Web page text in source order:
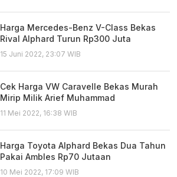
Harga Mercedes-Benz V-Class Bekas
Rival Alphard Turun Rp300 Juta
15 Juni 2022, 23:07 WIB
Cek Harga VW Caravelle Bekas Murah
Mirip Milik Arief Muhammad
11 Mei 2022, 16:38 WIB
Harga Toyota Alphard Bekas Dua Tahun
Pakai Ambles Rp70 Jutaan
10 Mei 2022, 17:09 WIB